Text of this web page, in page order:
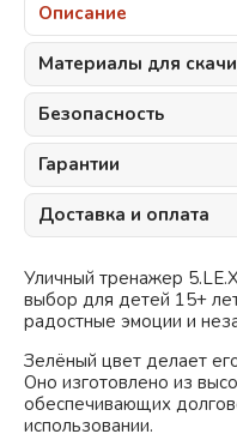
Описание
Материалы для
Безопасность
Гарантии
Доставка и оплата
Уличный тренажер
выбор для детей 15+
радостные эмоции и
Зелёный цвет делает
Оно изготовлено из
обеспечивающих
использовании.